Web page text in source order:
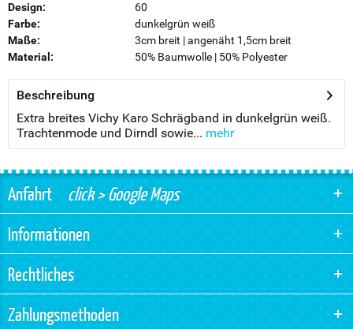
Design:
60
Farbe:
dunkelgrün weiß
Maße:
3cm breit | angenäht 1,5cm breit
Material:
50% Baumwolle | 50% Polyester
Beschreibung
Extra breites Vichy Karo Schrägband in dunkelgrün weiß.
Trachtenmode und Dirndl sowie... mehr
Anfahrtclick > Google Maps
Informationen
Rechtliches
Zahlungsmethoden